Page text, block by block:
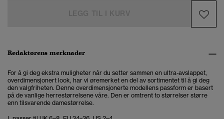
Redaktørens merknader
For å gi deg ekstra muligheter når du setter sammen en ultra-avslappet,
overdimensjonert look, har vi øremerket en del av sortimentet til å gi deg
den valgfriheten. Denne overdimensjonerte modellens passform er basert
på de vanlige herrestørrelsene våre. Den er omtrent to størrelser større
enn tilsvarende damestørrelse.